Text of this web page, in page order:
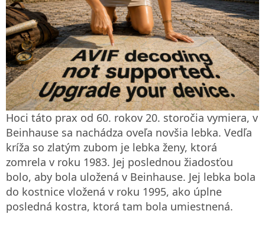
Hoci táto prax od 60. rokov 20. storočia vymiera, v
Beinhause sa nachádza oveľa novšia lebka. Vedľa
kríža so zlatým zubom je lebka ženy, ktorá
zomrela v roku 1983. Jej poslednou žiadosťou
bolo, aby bola uložená v Beinhause. Jej lebka bola
do kostnice vložená v roku 1995, ako úplne
posledná kostra, ktorá tam bola umiestnená.